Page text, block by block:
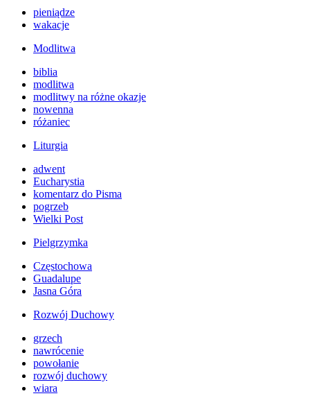
pieniądze
wakacje
Modlitwa
biblia
modlitwa
modlitwy na różne okazje
nowenna
różaniec
Liturgia
adwent
Eucharystia
komentarz do Pisma
pogrzeb
Wielki Post
Pielgrzymka
Częstochowa
Guadalupe
Jasna Góra
Rozwój Duchowy
grzech
nawrócenie
powołanie
rozwój duchowy
wiara